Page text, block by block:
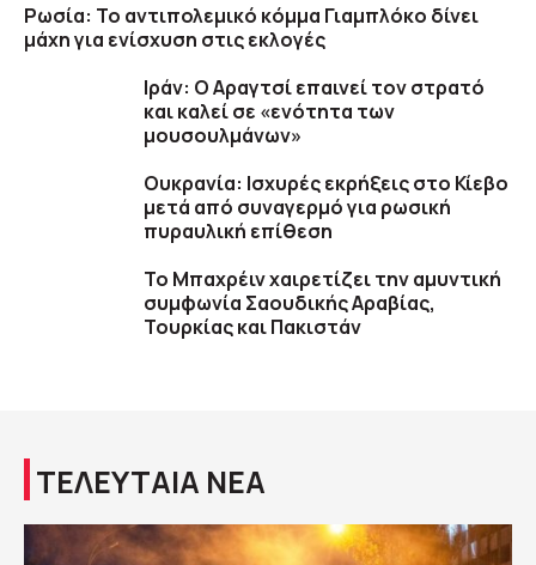
Ρωσία: Το αντιπολεμικό κόμμα Γιαμπλόκο δίνει
μάχη για ενίσχυση στις εκλογές
Ιράν: Ο Αραγτσί επαινεί τον στρατό
και καλεί σε «ενότητα των
μουσουλμάνων»
Ουκρανία: Ισχυρές εκρήξεις στο Κίεβο
μετά από συναγερμό για ρωσική
πυραυλική επίθεση
Το Μπαχρέιν χαιρετίζει την αμυντική
συμφωνία Σαουδικής Αραβίας,
Τουρκίας και Πακιστάν
ΤΕΛΕΥΤΑΙΑ ΝΕΑ